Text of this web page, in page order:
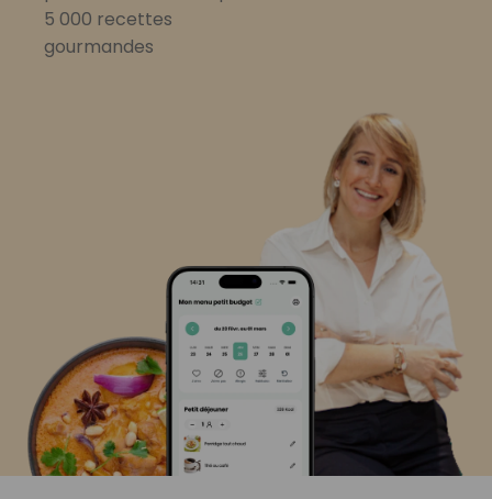
5 000 recettes
gourmandes